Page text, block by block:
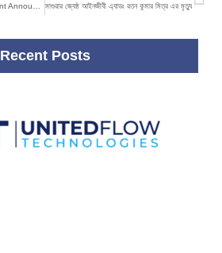
মাগুরার জ্যেষ্ঠ আইনজীবী এ্যাডঃ রতন কুমার মিত্র এর মৃত্যু
Recent Posts